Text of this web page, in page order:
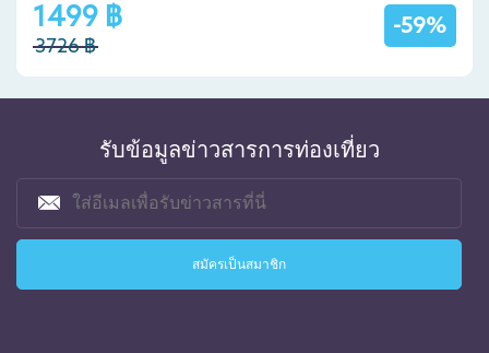
-59%
1499 ฿
3726 ฿
รับข้อมูลข่าวสารการท่องเที่ยว